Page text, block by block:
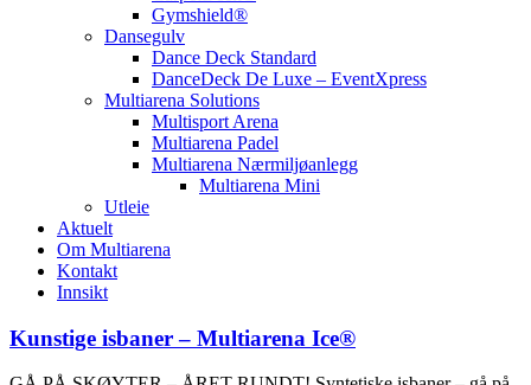
Gymshield®
Dansegulv
Dance Deck Standard
DanceDeck De Luxe – EventXpress
Multiarena Solutions
Multisport Arena
Multiarena Padel
Multiarena Nærmiljøanlegg
Multiarena Mini
Utleie
Aktuelt
Om Multiarena
Kontakt
Innsikt
Kunstige isbaner – Multiarena Ice®